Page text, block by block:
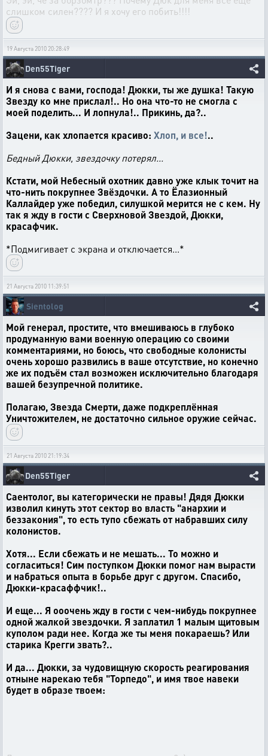
слишком силен???? И я хочу его побить!!!!
19 Августа 2010 20:28:49
Den55Tiger
И я снова с вами, господа! Дюкки, ты же душка! Такую
Звезду ко мне прислал!.. Но она что-то не смогла с
моей поделить... И лопнула!.. Прикинь, да?..
Зацени, как хлопается красиво: Хлоп, и все!..
Бедный Дюкки, звездочку потерял...
Кстати, мой Небесный охотник давно уже клык точит на
что-нить покрупнее Звёздочки. А то Ёлазионный
Каллайдер уже победил, силушкой мерится не с кем. Ну
так я жду в гости с Сверхновой Звездой, Дюкки,
красафчик.
*Подмигивает с экрана и отключается...*
21 Августа 2010 11:39:51
Sientolog
Мой генерал, простите, что вмешиваюсь в глубоко
продуманную вами военную операцию со своими
комментариями, но боюсь, что свободные колонисты
очень хорошо развились в ваше отсутствие, но конечно
же их подъём стал возможен исключительно благодаря
вашей безупречной политике.
Полагаю, Звезда Смерти, даже подкреплённая
Уничтожителем, не достаточно сильное оружие сейчас.
21 Августа 2010 21:19:34
Den55Tiger
Саентолог, вы категорически не правы! Дядя Дюкки
изволил кинуть этот сектор во власть "анархии и
беззакония", то есть тупо сбежать от набравших силу
колонистов.
Хотя... Если сбежать и не мешать... То можно и
согласиться! Сим поступком Дюкки помог нам вырасти
и набраться опыта в борьбе друг с другом. Спасибо,
Дюкки-красаффчик!..
И еще... Я ооочень жду в гости с чем-нибудь покрупнее
одной жалкой звездочки. Я заплатил 1 малым щитовым
куполом ради нее. Когда же ты меня покараешь? Или
старика Крегги звать?..
И да... Дюкки, за чудовищную скорость реагирования
отныне нарекаю тебя "Торпедо", и имя твое навеки
будет в образе твоем: